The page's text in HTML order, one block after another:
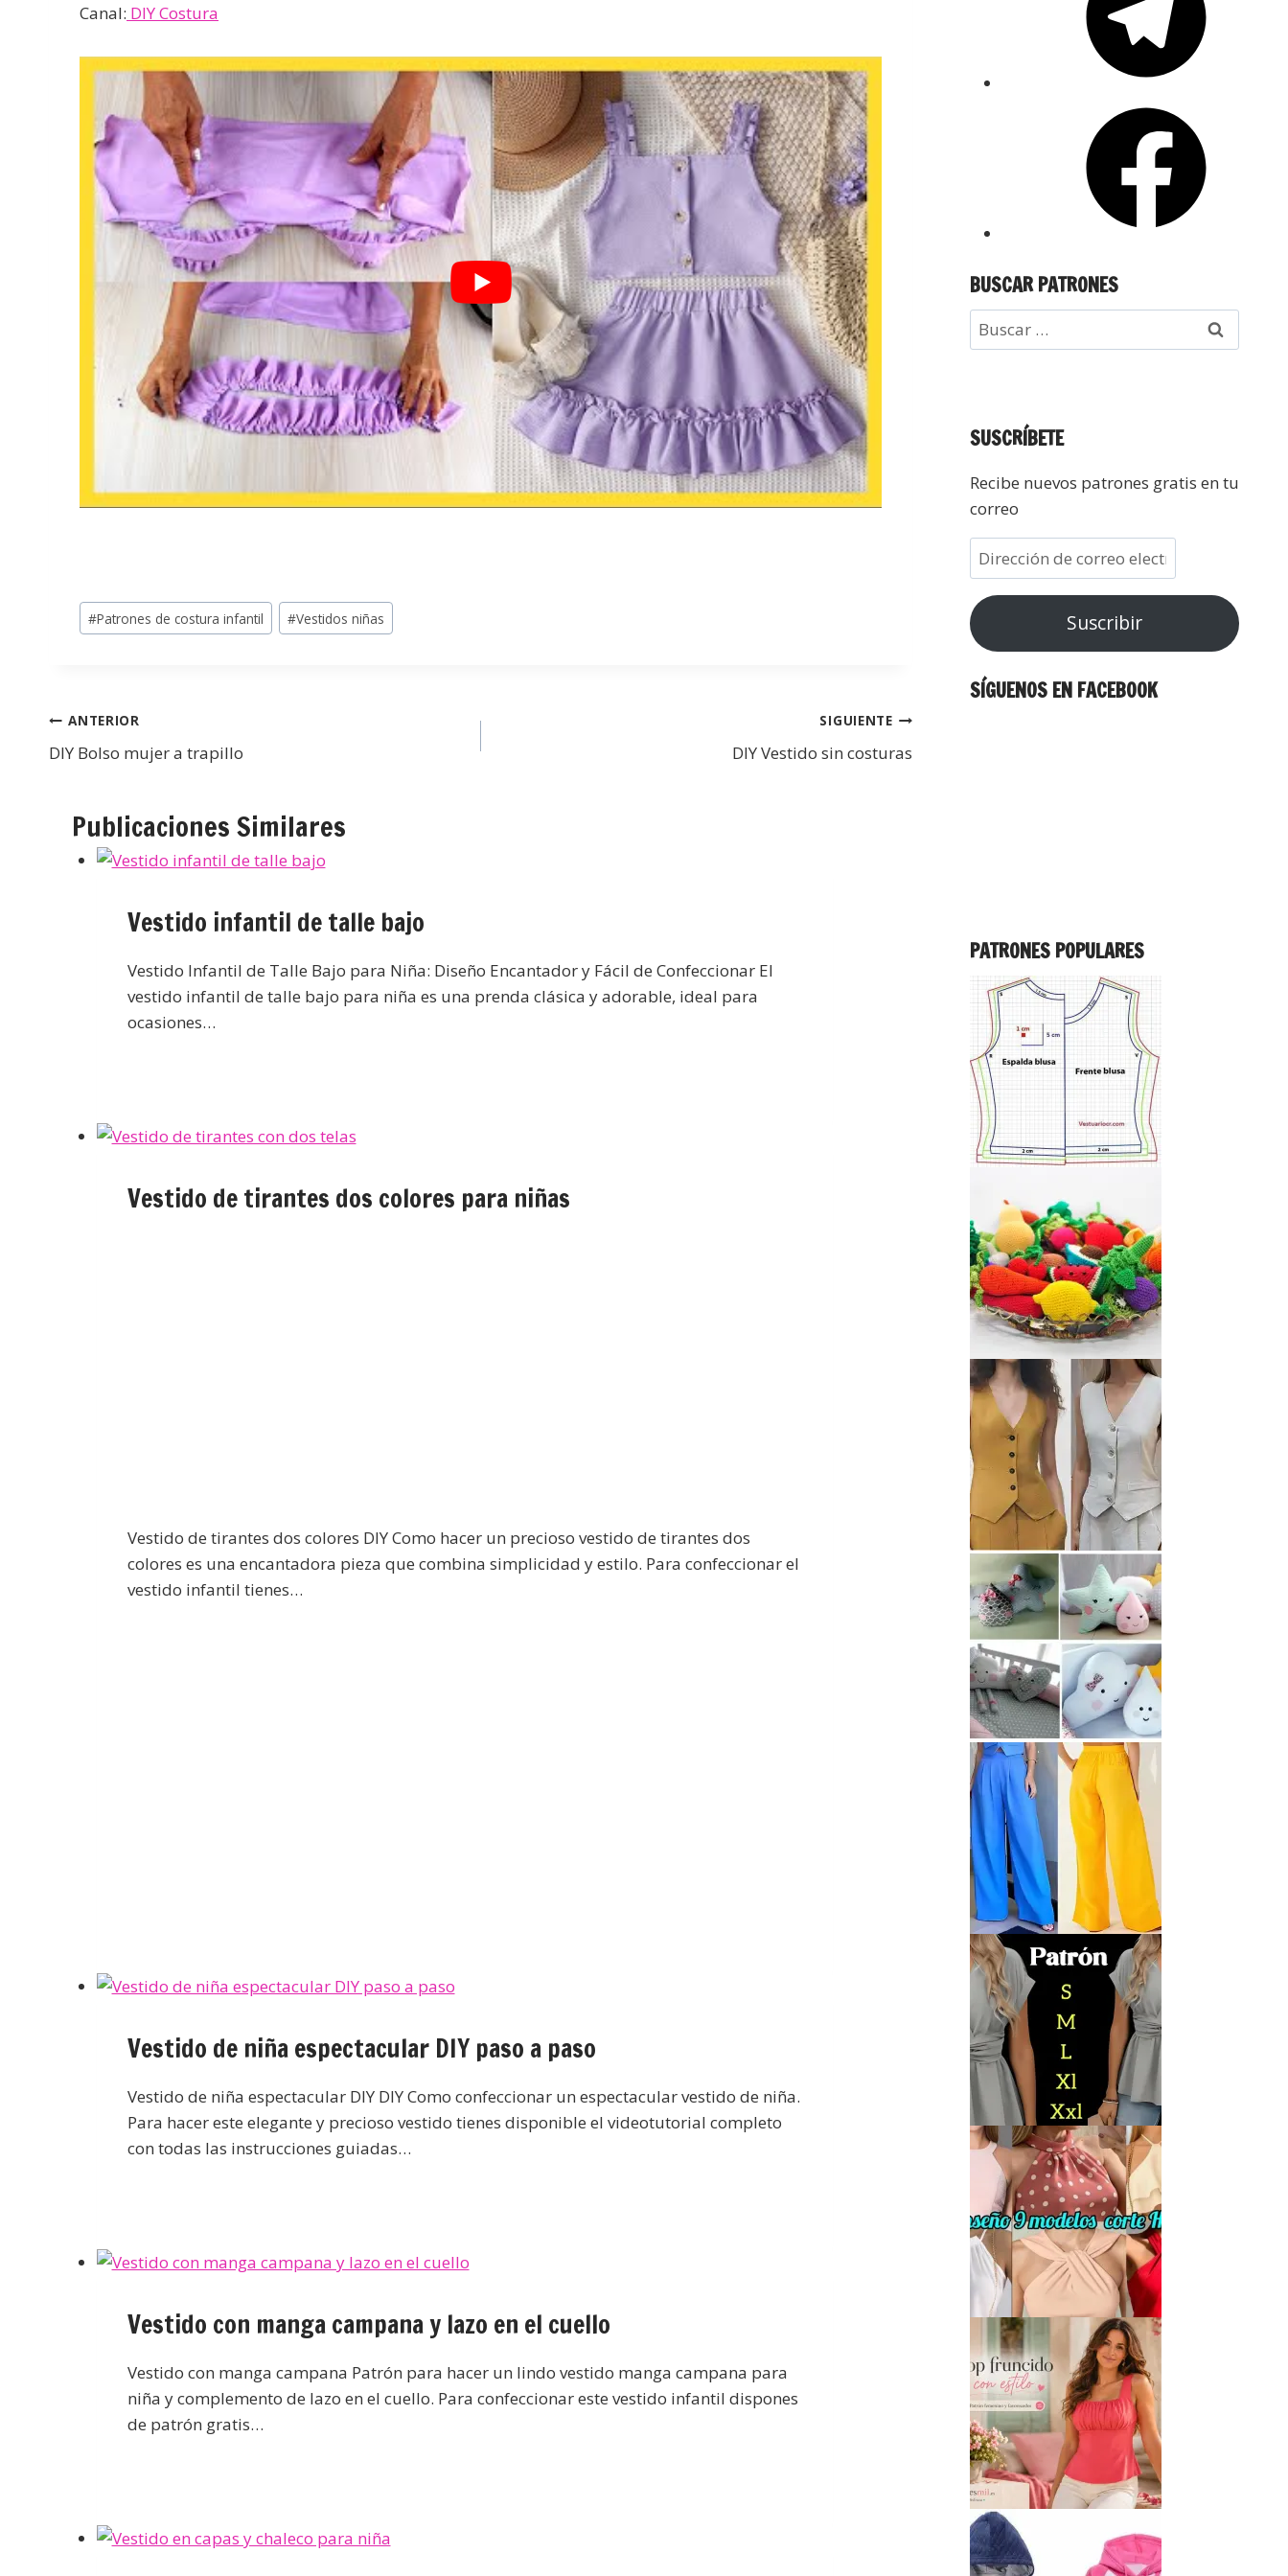
Canal: DIY Costura
#Patrones de costura infantil #Vestidos niñas
ANTERIOR
DIY Bolso mujer a trapillo
SIGUIENTE
DIY Vestido sin costuras
Publicaciones Similares
Vestido infantil de talle bajo
Vestido Infantil de Talle Bajo para Niña: Diseño Encantador y Fácil de Confeccionar El
vestido infantil de talle bajo para niña es una prenda clásica y adorable, ideal para
ocasiones…
Vestido de tirantes dos colores para niñas
Vestido de tirantes dos colores DIY Como hacer un precioso vestido de tirantes dos
colores es una encantadora pieza que combina simplicidad y estilo. Para confeccionar el
vestido infantil tienes…
Vestido de niña espectacular DIY paso a paso
Vestido de niña espectacular DIY DIY Como confeccionar un espectacular vestido de niña.
Para hacer este elegante y precioso vestido tienes disponible el videotutorial completo
con todas las instrucciones guiadas…
Vestido con manga campana y lazo en el cuello
Vestido con manga campana Patrón para hacer un lindo vestido manga campana para
niña y complemento de lazo en el cuello. Para confeccionar este vestido infantil dispones
de patrón gratis…
BUSCAR PATRONES
SUSCRÍBETE
Recibe nuevos patrones gratis en tu
correo
Suscribir
SÍGUENOS EN FACEBOOK
PATRONES POPULARES